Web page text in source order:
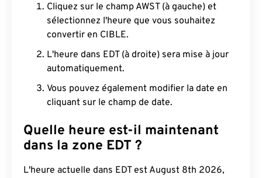
Cliquez sur le champ AWST (à gauche) et
sélectionnez l'heure que vous souhaitez
convertir en CIBLE.
L'heure dans EDT (à droite) sera mise à jour
automatiquement.
Vous pouvez également modifier la date en
cliquant sur le champ de date.
Quelle heure est-il maintenant
dans la zone EDT ?
L'heure actuelle dans EDT est August 8th 2026,